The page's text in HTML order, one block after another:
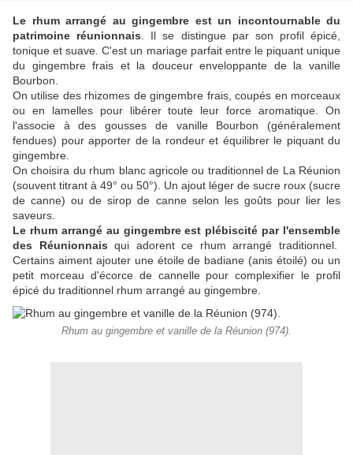
Le rhum arrangé au gingembre est un incontournable du
patrimoine réunionnais . Il se distingue par son profil épicé,
tonique et suave. C'est un mariage parfait entre le piquant unique
du gingembre frais et la douceur enveloppante de la vanille
Bourbon.
On utilise des rhizomes de gingembre frais, coupés en morceaux
ou en lamelles pour libérer toute leur force aromatique. On
l'associe à des gousses de vanille Bourbon (généralement
fendues) pour apporter de la rondeur et équilibrer le piquant du
gingembre.
On choisira du rhum blanc agricole ou traditionnel de La Réunion
(souvent titrant à 49° ou 50°). Un ajout léger de sucre roux (sucre
de canne) ou de sirop de canne selon les goûts pour lier les
saveurs.
Le rhum arrangé au gingembre est plébiscité par l'ensemble
des Réunionnais qui adorent ce rhum arrangé traditionnel.
Certains aiment ajouter une étoile de badiane (anis étoilé) ou un
petit morceau d'écorce de cannelle pour complexifier le profil
épicé du traditionnel rhum arrangé au gingembre.
Rhum au gingembre et vanille de la Réunion (974).